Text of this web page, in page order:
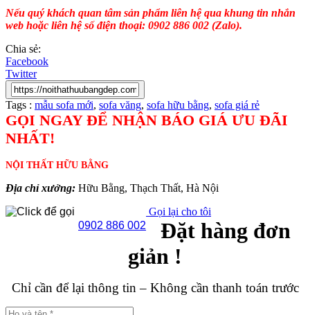
Nếu quý khách quan tâm sản phẩm liên hệ qua khung tin nhắn
web hoặc liên hệ số điện thoại: 0902 886 002 (Zalo).
Chia sẻ:
Facebook
Twitter
Tags : mẫu sofa mới, sofa văng, sofa hữu bằng, sofa giá rẻ
GỌI NGAY ĐỂ NHẬN BÁO GIÁ ƯU ĐÃI
NHẤT!
NỘI THẤT HỮU BẰNG
Địa chỉ xưởng: Hữu Bằng, Thạch Thất, Hà Nội
0902 886 002
Gọi lại cho tôi
Đặt hàng đơn
giản !
Chỉ cần để lại thông tin – Không cần thanh toán trước